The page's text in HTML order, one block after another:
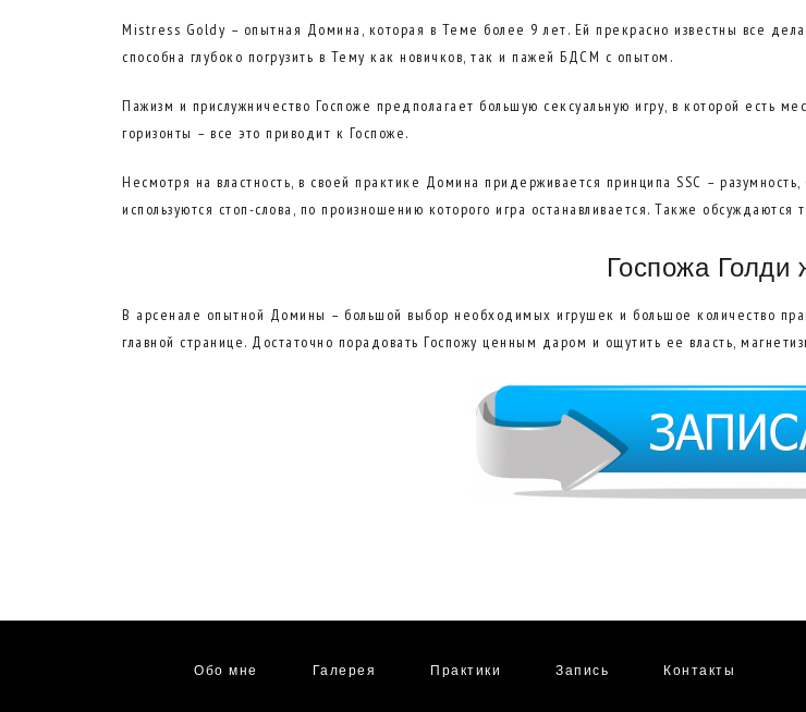
Mistress Goldy – опытная Домина, которая в Теме более 9 лет. Ей прекрасно известны все
способна глубоко погрузить в Тему как новичков, так и пажей БДСМ с опытом.
Пажизм и прислужничество Госпоже предполагает большую сексуальную игру, в которой есть
горизонты – все это приводит к Госпоже.
Несмотря на властность, в своей практике Домина придерживается принципа SSC –
используются стоп-слова, по произношению которого игра останавливается. Также
Госпожа Голди
В арсенале опытной Домины – большой выбор необходимых игрушек и большое количество
главной странице. Достаточно порадовать Госпожу ценным даром и ощутить ее власть,
Обо мне Галерея Практики Запись Контакты